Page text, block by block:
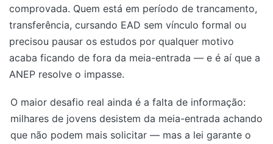
comprovada. Quem está em período de trancamento,
transferência, cursando EAD sem vínculo formal ou
precisou pausar os estudos por qualquer motivo
acaba ficando de fora da meia-entrada — e é aí que a
ANEP resolve o impasse.
O maior desafio real ainda é a falta de informação:
milhares de jovens desistem da meia-entrada achando
que não podem mais solicitar — mas a lei garante o